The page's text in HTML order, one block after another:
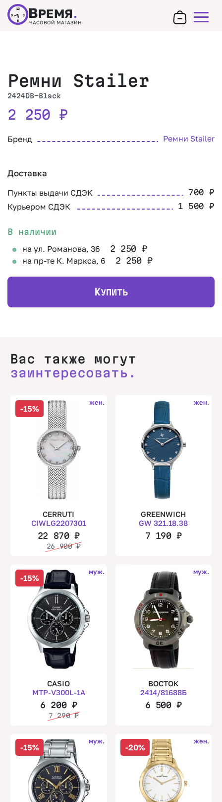
12
3
6
9 ВРЕМЯ.
ЧАСОВОЙ МАГАЗИН
Ремни Stailer
2424DB-Black
2 250 ₽
Бренд Ремни Stailer
Доставка
Пункты выдачи СДЭК 700₽
Курьером СДЭК 1 500₽
В наличии
на ул. Романова, 36 2 250 ₽
на пр-те К. Маркса, 6 2 250 ₽
КУПИТЬ
Вас также могут
заинтересовать.
-15%
жен.
CERRUTI
CIWLG2207301
22 870₽
26 900₽
жен.
GREENWICH
GW 321.18.38
7 190₽
-15%
муж.
CASIO
MTP-V300L-1A
6 200 ₽
7 290₽
муж.
ВОСТОК
2414/81688Б
6 500₽
-15%
муж.
-20%
жен.